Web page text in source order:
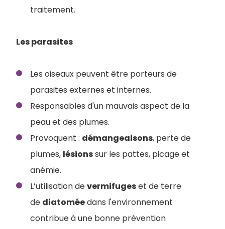
traitement.
Les parasites
Les oiseaux peuvent être porteurs de
parasites externes et internes.
Responsables d'un mauvais aspect de la
peau et des plumes.
Provoquent : démangeaisons, perte de
plumes, lésionssur les pattes, picage et
anémie.
L’utilisation devermifugeset de terre
de diatoméedans l'environnement
contribue à une bonne prévention